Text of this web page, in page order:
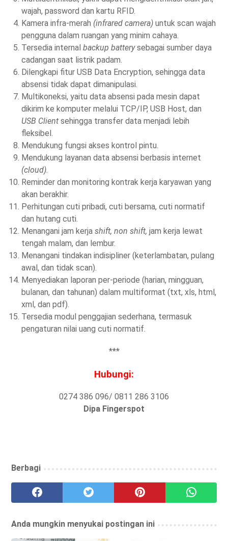
wajah, password dan kartu RFID.
Kamera infra-merah (infrared camera) untuk scan wajah
pengguna dalam ruangan yang minim cahaya.
Tersedia internal backup batterysebagai sumber daya
cadangan saat listrik padam.
Dilengkapi fitur USB Data Encryption, sehingga data
absensi tidak dapat dimanipulasi.
Multikoneksi, yaitu data absensi pada mesin dapat
dikirim ke komputer melalui TCP/IP, USB Host, dan
USB Client sehingga transfer data menjadi lebih
fleksibel.
Mendukung fungsi akses kontrol pintu.
Mendukung layanan data absensi berbasis internet
(cloud)
Reminder dan monitoring kontrak kerja karyawan yang
akan berakhir.
Perhitungan cuti pribadi, cuti bersama, cuti normatif
dan hutang cuti.
Menangani jam kerja shift, non shift, jam kerja lewat
tengah malam, dan lembur.
Menangani tindakan indisipliner (keterlambatan, pulang
awal, dan tidak scan).
Menyediakan laporan per-periode (harian, mingguan,
bulanan, dan tahunan) dalam multiformat (txt, xls, html,
xml, dan pdf).
Tersedia modul penggajian sederhana, termasuk
pengaturan nilai uang cuti normatif.
***
Hubungi:
0274 386 096/ 0811 286 3106
Dipa Fingerspot
Berbagi
Anda mungkin menyukai postingan ini